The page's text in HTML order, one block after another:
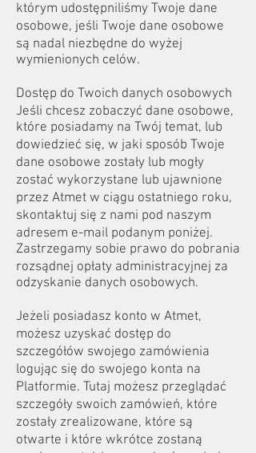
którym udostępniliśmy Twoje dane
osobowe, jeśli Twoje dane osobowe
są nadal niezbędne do wyżej
wymienionych celów.
Dostęp do Twoich danych osobowych
Jeśli chcesz zobaczyć dane osobowe,
które posiadamy na Twój temat, lub
dowiedzieć się, w jaki sposób Twoje
dane osobowe zostały lub mogły
zostać wykorzystane lub ujawnione
przez Atmet w ciągu ostatniego roku,
skontaktuj się z nami pod naszym
adresem e-mail podanym poniżej.
Zastrzegamy sobie prawo do pobrania
rozsądnej opłaty administracyjnej za
odzyskanie danych osobowych.
Jeżeli posiadasz konto w Atmet,
możesz uzyskać dostęp do
szczegółów swojego zamówienia
logując się do swojego konta na
Platformie. Tutaj możesz przeglądać
szczegóły swoich zamówień, które
zostały zrealizowane, które są
otwarte i które wkrótce zostaną